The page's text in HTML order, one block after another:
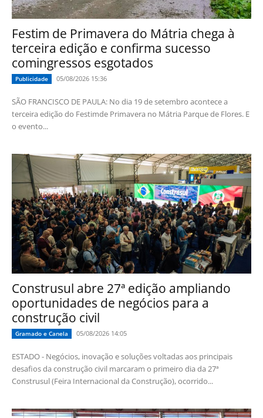
Festim de Primavera do Mátria chega à
terceira edição e confirma sucesso
comingressos esgotados
Publicidade 05/08/2026 15:36
SÃO FRANCISCO DE PAULA: No dia 19 de setembro acontece a
terceira edição do Festimde Primavera no Mátria Parque de Flores. E
o evento...
Construsul abre 27ª edição ampliando
oportunidades de negócios para a
construção civil
Gramado e Canela 05/08/2026 14:05
ESTADO - Negócios, inovação e soluções voltadas aos principais
desafios da construção civil marcaram o primeiro dia da 27ª
Construsul (Feira Internacional da Construção), ocorrido...